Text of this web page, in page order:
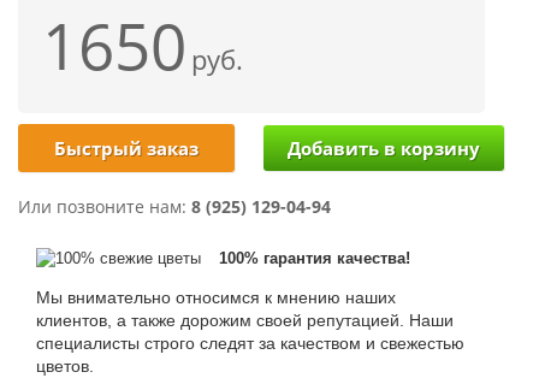
1650 руб.
Быстрый заказ
Или позвоните нам: 8 (925) 129-04-94
100% гарантия качества!
Мы внимательно относимся к мнению наших
клиентов, а также дорожим своей репутацией. Наши
специалисты строго следят за качеством и свежестью
цветов.